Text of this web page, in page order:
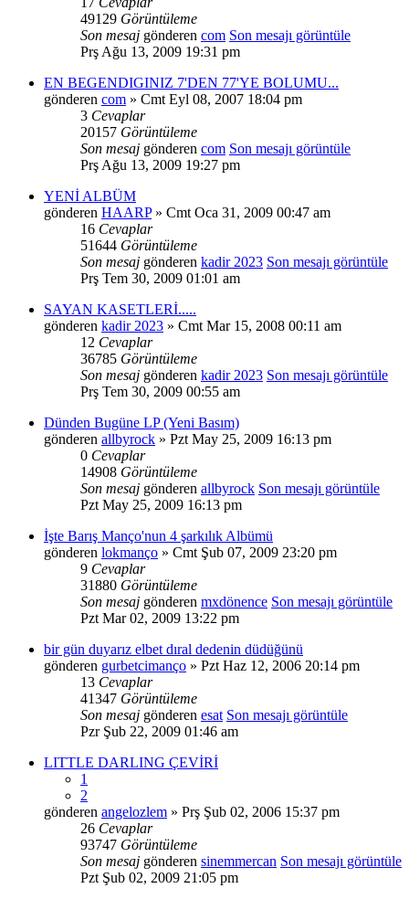
49129 Görüntüleme
Son mesaj gönderen com Son mesajı görüntüle
Prş Ağu 13, 2009 19:31 pm
EN BEGENDIGINIZ 7'DEN 77'YE BOLUMU...
gönderen com » Cmt Eyl 08, 2007 18:04 pm
3 Cevaplar
20157 Görüntüleme
Son mesaj gönderen com Son mesajı görüntüle
Prş Ağu 13, 2009 19:27 pm
YENİ ALBÜM
gönderen HAARP» Cmt Oca 31, 2009 00:47 am
16 Cevaplar
51644 Görüntüleme
Son mesaj gönderen kadir 2023 Son mesajı görüntüle
Prş Tem 30, 2009 01:01 am
SAYAN KASETLERİ.....
gönderen kadir 2023 » Cmt Mar 15, 2008 00:11 am
12 Cevaplar
36785 Görüntüleme
Son mesaj gönderen kadir 2023 Son mesajı görüntüle
Prş Tem 30, 2009 00:55 am
Dünden Bugüne LP (Yeni Basım)
gönderen allbyrock » Pzt May 25, 2009 16:13 pm
0 Cevaplar
14908 Görüntüleme
Son mesaj gönderen allbyrock Son mesajı görüntüle
Pzt May 25, 2009 16:13 pm
İşte Barış Manço'nun 4 şarkılık Albümü
gönderen lokmanço » Cmt Şub 07, 2009 23:20 pm
9 Cevaplar
31880 Görüntüleme
Son mesaj gönderen mxdönence Son mesajı görüntüle
Pzt Mar 02, 2009 13:22 pm
bir gün duyarız elbet dıral dedenin düdüğünü
gönderen gurbetcimanço » Pzt Haz 12, 2006 20:14 pm
13 Cevaplar
41347 Görüntüleme
Son mesaj gönderen esat Son mesajı görüntüle
Pzr Şub 22, 2009 01:46 am
LITTLE DARLING ÇEVİRİ
1
2
gönderen angelozlem » Prş Şub 02, 2006 15:37 pm
26 Cevaplar
93747 Görüntüleme
Son mesaj gönderen sinemmercan Son mesajı görüntüle
Pzt Şub 02, 2009 21:05 pm